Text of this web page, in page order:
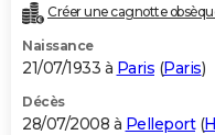
Créer une cagnotte
Naissance
21/07/1933 à Paris (Paris)
Décès
28/07/2008 à Pelleport(